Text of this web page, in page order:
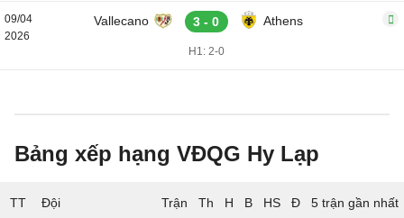
09/04
2026
Vallecano 3 - 0 Athens
H1: 2-0
Bảng xếp hạng VĐQG Hy Lạp
TT Đội 5 trận gần nhất